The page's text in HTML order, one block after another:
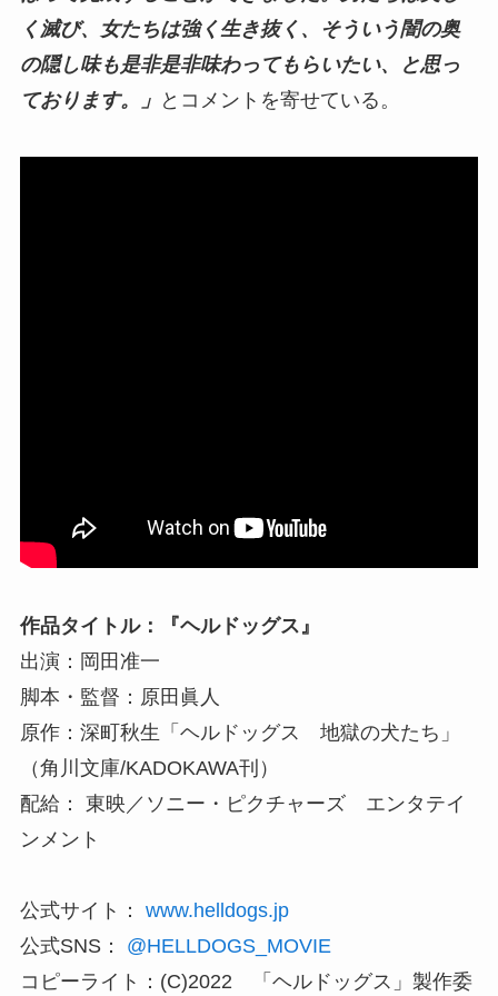
く滅び、女たちは強く生き抜く、そういう闇の奥
の隠し味も是非是非味わってもらいたい、と思っ
ております。」 とコメントを寄せている。
作品タイトル：『ヘルドッグス』
出演：岡田准一
脚本・監督：原田眞人
原作：深町秋生「ヘルドッグス 地獄の犬たち」
（角川文庫/KADOKAWA刊）
配給： 東映／ソニー・ピクチャーズ エンタテイ
ンメント
公式サイト： www.helldogs.jp
公式SNS： @HELLDOGS_MOVIE
コピーライト：(C)2022 「ヘルドッグス」製作委